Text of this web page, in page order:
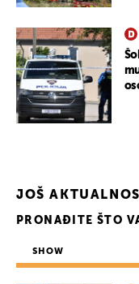
JOŠ
PRONAĐITE ŠTO
SHOW